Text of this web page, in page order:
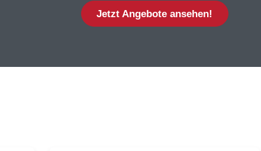
Jetzt Angebote ansehen!